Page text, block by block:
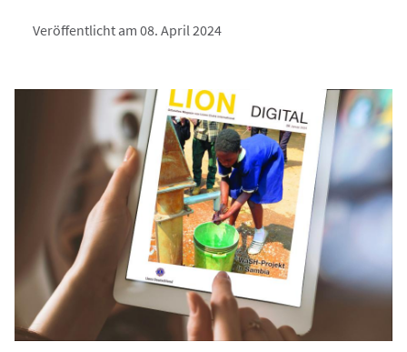
Veröffentlicht am 08. April 2024